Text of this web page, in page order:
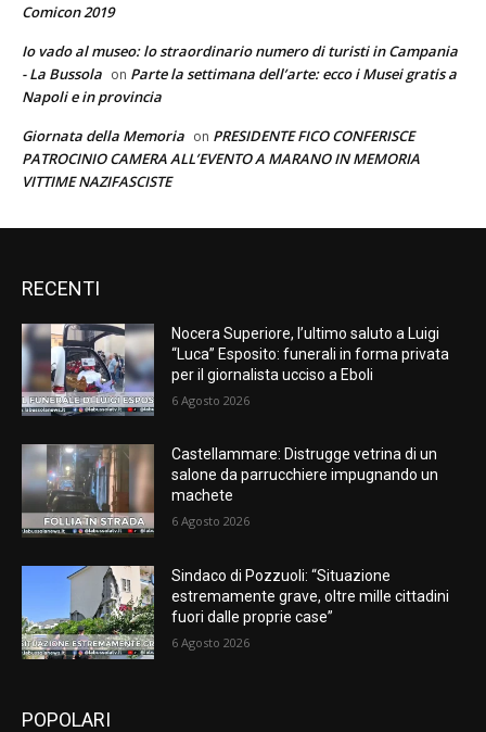
Comicon 2019
Io vado al museo: lo straordinario numero di turisti in Campania
- La Bussola on Parte la settimana dell’arte: ecco i Musei gratis a
Napoli e in provincia
Giornata della Memoria on PRESIDENTE FICO CONFERISCE
PATROCINIO CAMERA ALL’EVENTO A MARANO IN MEMORIA
VITTIME NAZIFASCISTE
RECENTI
Nocera Superiore, l’ultimo saluto a Luigi
“Luca” Esposito: funerali in forma privata
per il giornalista ucciso a Eboli
6 Agosto 2026
Castellammare: Distrugge vetrina di un
salone da parrucchiere impugnando un
machete
6 Agosto 2026
Sindaco di Pozzuoli: “Situazione
estremamente grave, oltre mille cittadini
fuori dalle proprie case”
6 Agosto 2026
POPOLARI